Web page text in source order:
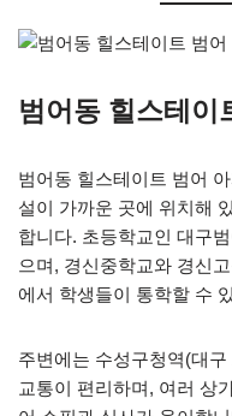
범어동 힐스테이
범어동 힐스테이트 범어
설이 가까운 곳에 위치해
합니다. 초등학교인 대구
으며, 경신중학교와 경신
에서 학생들이 통학할 수
주변에는 수성구청역(대
교통이 편리하며, 여러 상